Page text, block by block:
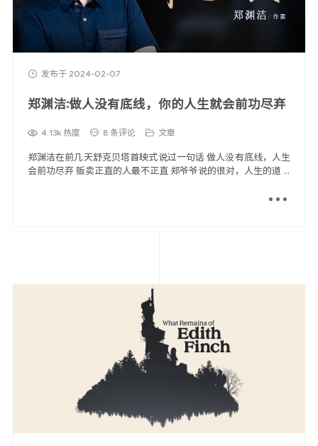
发布于 2024-02-07
郑渊洁:做人没有底线，你的人生就会前功尽弃
4.13k 热度 8 条评论 文章
郑渊洁在前几天舒克贝塔首映式说过一句话 做人没有底线，人生
会前功尽弃 贩卖正直的人最不正直 郑爷爷说的很对，人生的道 ...